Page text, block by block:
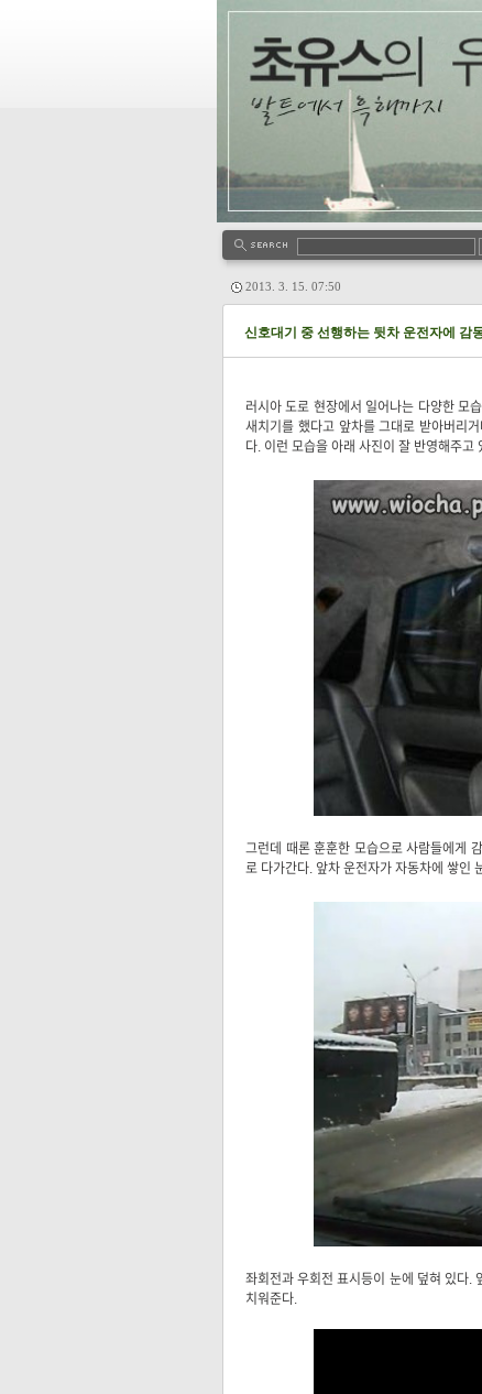
2013. 3. 15. 07:50
신호대기 중 선행하는 뒷차 운전자에 감
러시아 도로 현장에서 일어나는 다양한 모
새치기를 했다고 앞차를 그대로 받아버리
다. 이런 모습을 아래 사진이 잘 반영해주
그런데 때론 훈훈한 모습으로 사람들에게
로 다가간다. 앞차 운전자가 자동차에 쌓인
좌회전과 우회전 표시등이 눈에 덮혀 있다.
치워준다.